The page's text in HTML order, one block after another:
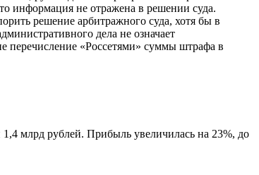
информация не отражена в решении суда.
решение арбитражного суда, хотя бы в
дела не означает
перечисление «Россетями» суммы штрафа в
млрд рублей. Прибыль увеличилась на 23%, до